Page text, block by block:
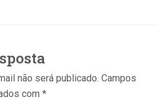
não será publicado. Campos
com *